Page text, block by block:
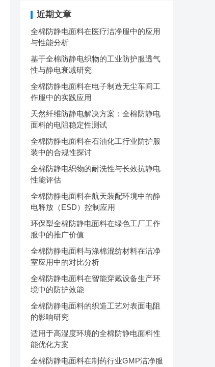
近期文章
全棉防静电面料在医疗洁净服中的应用
与性能分析
基于全棉防静电织物的工业防护服透气
性与静电衰减研究
全棉防静电面料在电子制造无尘车间工
作服中的实践应用
天然纤维防静电解决方案：全棉防静电
面料的电阻稳定性测试
全棉防静电面料在石油化工行业防护服
装中的合规性探讨
全棉防静电织物的耐洗性与长效抗静电
性能评估
全棉防静电面料在航天装配环境中的静
电释放（ESD）控制应用
环保型全棉防静电面料在绿色工厂工作
服中的推广价值
全棉防静电面料与涤棉混纺材料在洁净
室应用中的对比分析
全棉防静电面料在智能穿戴设备生产环
境中的防护效能
全棉防静电面料的织造工艺对表面电阻
的影响研究
适用于高湿度环境的全棉防静电面料性
能优化方案
全棉防静电面料在制药行业GMP洁净服